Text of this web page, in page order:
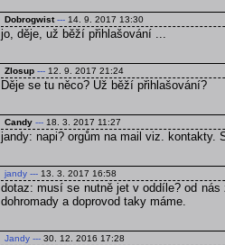
Dobrogwist --- 14. 9. 2017 13:30
jo, děje, už běží přihlašování ...
Zlosup --- 12. 9. 2017 21:24
Děje se tu něco? Už běží přihlašování?
Candy --- 18. 3. 2017 11:27
jandy: napi? orgům na mail viz. kontakty.
jandy --- 13. 3. 2017 16:58
dotaz: musí se nutně jet v oddíle? od
dohromady a doprovod taky máme.
Jandy --- 30. 12. 2016 17:28